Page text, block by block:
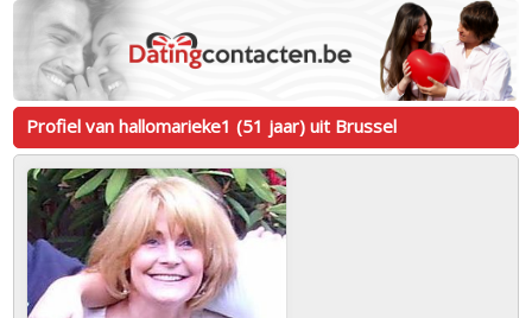
Profiel van hallomarieke1 (51 jaar) uit Brussel